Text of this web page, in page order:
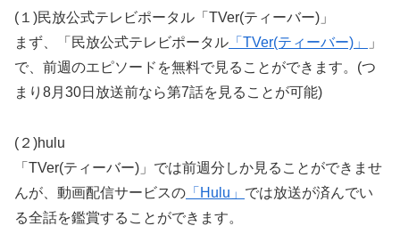
(１)民放公式テレビポータル「TVer(ティーバー)」
まず、「民放公式テレビポータル 「TVer(ティーバー)」
」
で、前週のエピソードを無料で見ることができます。(つ
まり8月30日放送前なら第7話を見ることが可能)
(２)hulu
「TVer(ティーバー)」では前週分しか見ることができませ
んが、動画配信サービスの 「Hulu」 では放送が済んでい
る全話を鑑賞することができます。